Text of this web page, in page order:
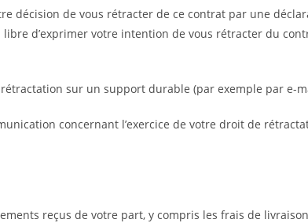
décision de vous rétracter de ce contrat par une
libre d’exprimer votre intention de vous rétracter du
sur un support durable (par exemple par e-
concernant l’exercice de votre droit de
reçus de votre part, y compris les frais de